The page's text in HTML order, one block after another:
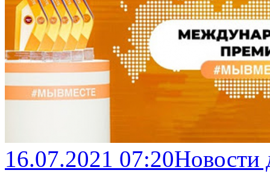
16.07.2021 07:20